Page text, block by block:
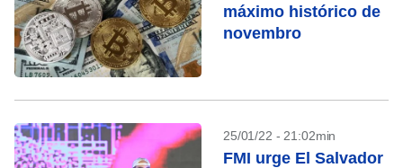
máximo histórico de
novembro
25/01/22 - 21:02min
FMI urge El Salvador